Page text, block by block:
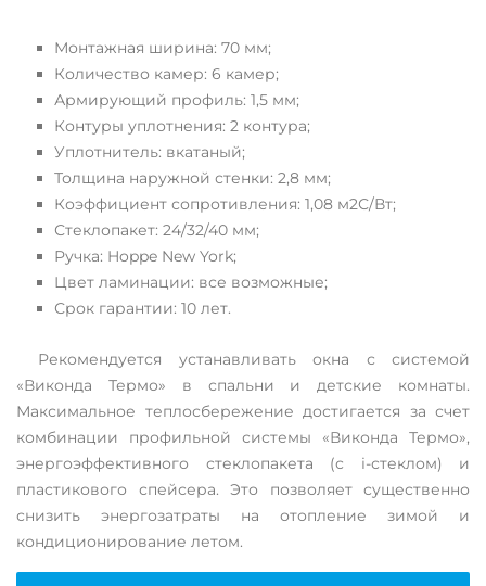
Монтажная ширина: 70 мм;
Количество камер: 6 камер;
Армирующий профиль: 1,5 мм;
Контуры уплотнения: 2 контура;
Уплотнитель: вкатаный;
Толщина наружной стенки: 2,8 мм;
Коэффициент сопротивления: 1,08 м2С/Вт;
Стеклопакет: 24/32/40 мм;
Ручка: Hoppe New York;
Цвет ламинации: все возможные;
Срок гарантии: 10 лет.
Рекомендуется устанавливать окна с системой
«Виконда Термо» в спальни и детские комнаты.
Максимальное теплосбережение достигается за счет
комбинации профильной системы «Виконда Термо»,
энергоэффективного стеклопакета (с і-стеклом) и
пластикового спейсера. Это позволяет существенно
снизить энергозатраты на отопление зимой и
кондиционирование летом.